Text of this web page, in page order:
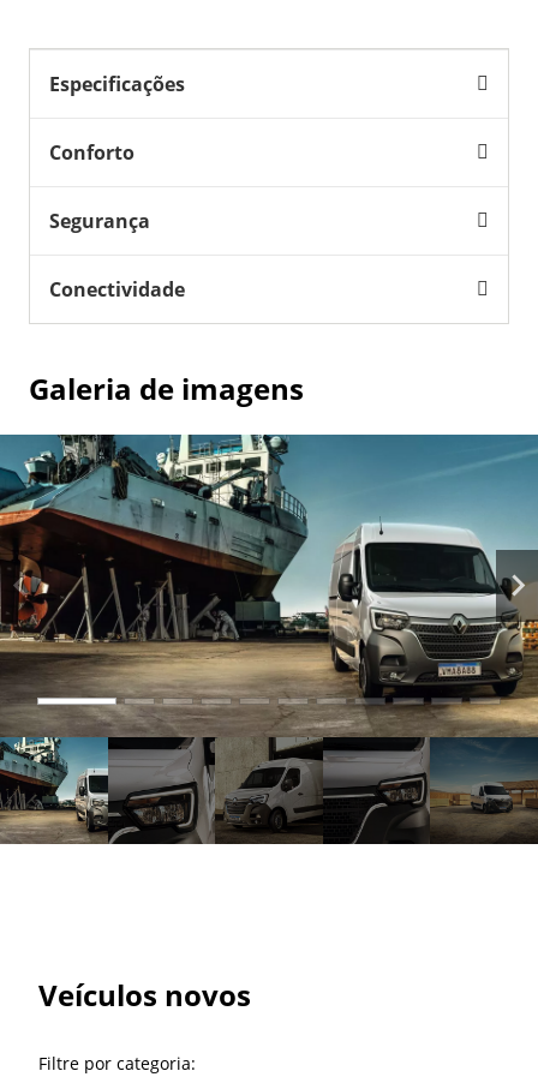
Especificações
Conforto
Segurança
Conectividade
Galeria de imagens
Veículos novos
Filtre por categoria: